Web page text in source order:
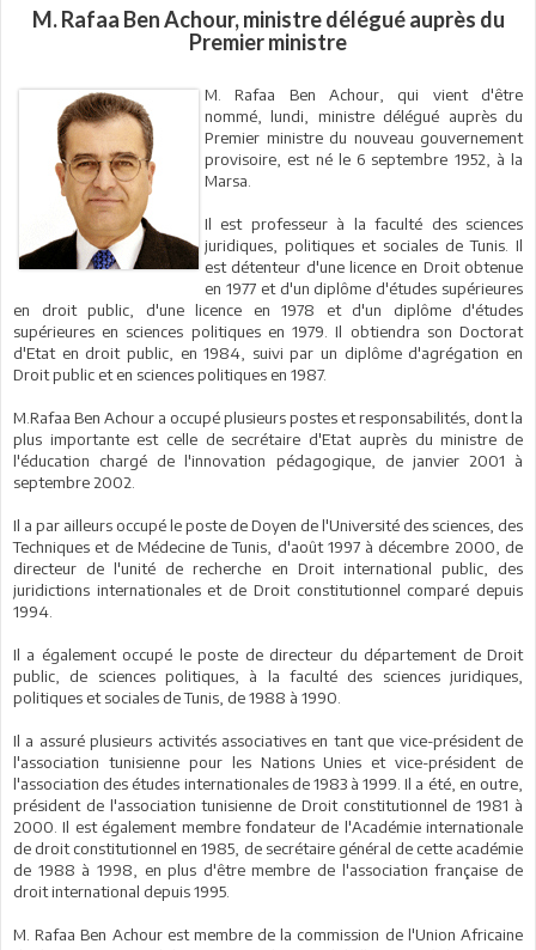
M. Rafaa Ben Achour, ministre délégué auprès du
Premier ministre
M. Rafaa Ben Achour, qui vient d'être
nommé, lundi, ministre délégué auprès du
Premier ministre du nouveau gouvernement
provisoire, est né le 6 septembre 1952, à la
Marsa.
Il est professeur à la faculté des sciences
juridiques, politiques et sociales de Tunis. Il
est détenteur d'une licence en Droit obtenue
en 1977 et d'un diplôme d'études supérieures
en droit public, d'une licence en 1978 et d'un diplôme d'études
supérieures en sciences politiques en 1979. Il obtiendra son Doctorat
d'Etat en droit public, en 1984, suivi par un diplôme d'agrégation en
Droit public et en sciences politiques en 1987.
M.Rafaa Ben Achour a occupé plusieurs postes et responsabilités, dont la
plus importante est celle de secrétaire d'Etat auprès du ministre de
l'éducation chargé de l'innovation pédagogique, de janvier 2001 à
septembre 2002.
Il a par ailleurs occupé le poste de Doyen de l'Université des sciences, des
Techniques et de Médecine de Tunis, d'août 1997 à décembre 2000, de
directeur de l'unité de recherche en Droit international public, des
juridictions internationales et de Droit constitutionnel comparé depuis
1994.
Il a également occupé le poste de directeur du département de Droit
public, de sciences politiques, à la faculté des sciences juridiques,
politiques et sociales de Tunis, de 1988 à 1990.
Il a assuré plusieurs activités associatives en tant que vice-président de
l'association tunisienne pour les Nations Unies et vice-président de
l'association des études internationales de 1983 à 1999. Il a été, en outre,
président de l'association tunisienne de Droit constitutionnel de 1981 à
2000. Il est également membre fondateur de l'Académie internationale
de droit constitutionnel en 1985, de secrétaire général de cette académie
de 1988 à 1998, en plus d'être membre de l'association française de
droit international depuis 1995.
M. Rafaa Ben Achour est membre de la commission de l'Union Africaine